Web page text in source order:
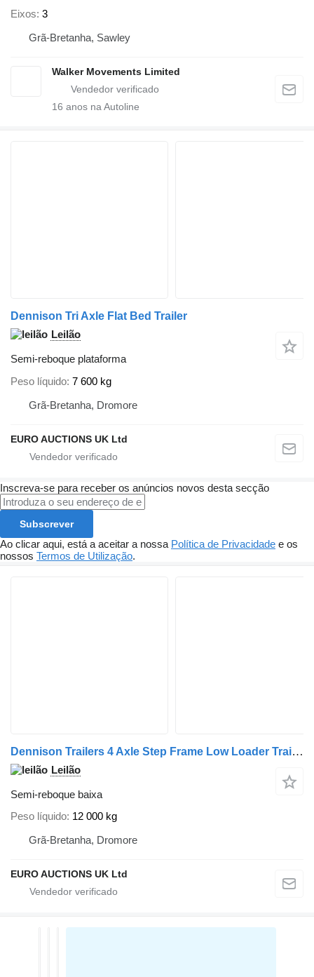
Eixos 3
Grã-Bretanha, Sawley
Walker Movements Limited
16 anos na Autoline
Dennison Tri Axle Flat Bed Trailer
Leilão
Semi-reboque plataforma
Peso líquido 7 600 kg
Grã-Bretanha, Dromore
EURO AUCTIONS UK Ltd
Inscreva-se para receber os anúncios novos desta secção
Subscrever
Ao clicar aqui, está a aceitar a nossa Política de Privacidade e os
nossos Termos de Utilização.
Dennison Trailers 4 Axle Step Frame Low Loader Trailer Hydraulic Ramps Ou
Leilão
Semi-reboque baixa
Peso líquido 12 000 kg
Grã-Bretanha, Dromore
EURO AUCTIONS UK Ltd